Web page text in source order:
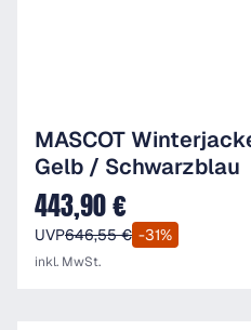
MASCOT
Gelb / Schwarzblau
Verkaufspreis:
443,90 €
UVP646,55 € -31%
inkl. MwSt.